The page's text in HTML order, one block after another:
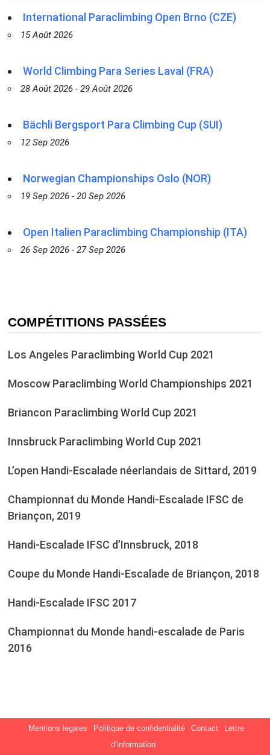
International Paraclimbing Open Brno (CZE)
15 Août 2026
World Climbing Para Series Laval (FRA)
28 Août 2026 - 29 Août 2026
Bächli Bergsport Para Climbing Cup (SUI)
12 Sep 2026
Norwegian Championships Oslo (NOR)
19 Sep 2026 - 20 Sep 2026
Open Italien Paraclimbing Championship (ITA)
26 Sep 2026 - 27 Sep 2026
COMPÉTITIONS PASSÉES
Los Angeles Paraclimbing World Cup 2021
Moscow Paraclimbing World Championships 2021
Briancon Paraclimbing World Cup 2021
Innsbruck Paraclimbing World Cup 2021
L’open Handi-Escalade néerlandais de Sittard, 2019
Championnat du Monde Handi-Escalade IFSC de
Briançon, 2019
Handi-Escalade IFSC d’Innsbruck, 2018
Coupe du Monde Handi-Escalade de Briançon, 2018
Handi-Escalade IFSC 2017
Championnat du Monde handi-escalade de Paris
2016
Mentions legales Politique de confidentialité Contact
Lettre
d’information